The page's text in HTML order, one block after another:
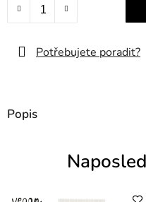
Potřebujete poradit?
Popis